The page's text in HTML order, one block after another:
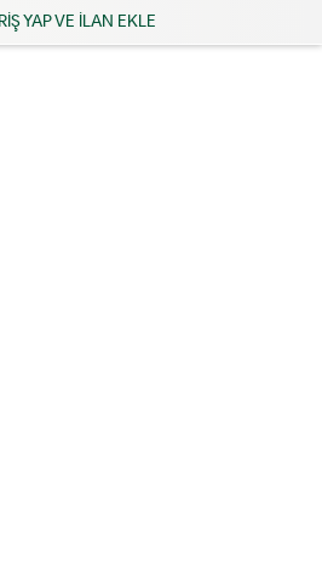
YAP VE İLAN EKLE